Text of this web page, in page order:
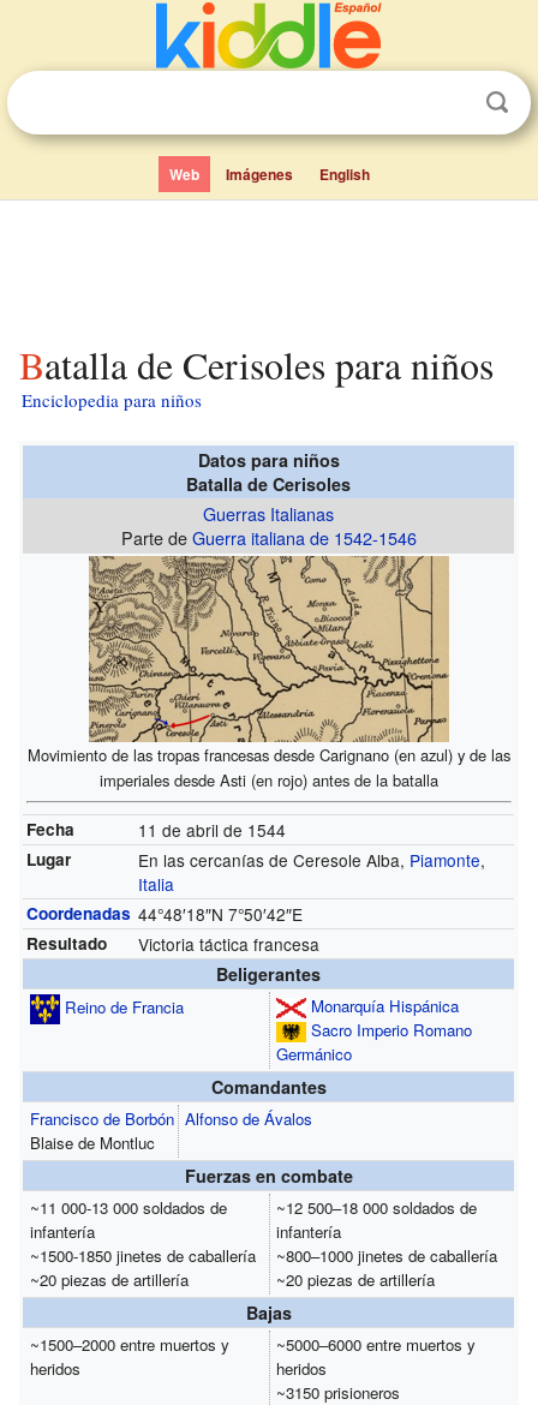
Web Imágenes English
Batalla de Cerisoles para niños
Enciclopedia para niños
Datos para niños
Batalla de Cerisoles
Guerras Italianas
Parte deGuerra italiana de 1542-1546
Movimiento de las tropas francesas desde Carignano (en azul) y de las
imperiales desde Asti (en rojo) antes de la batalla
Fecha 11 de abril de 1544
Lugar En las cercanías de Ceresole Alba, Piamonte,
Italia
Coordenadas 44°48′18″N 7°50′42″E
Resultado
Victoria táctica francesa
Beligerantes
Reino de Francia
Monarquía Hispánica
Sacro Imperio Romano
Germánico
Comandantes
Francisco de Borbón
Blaise de Montluc
Alfonso de Ávalos
Fuerzas en combate
~11 000-13 000 soldados de
infantería
~1500-1850 jinetes de caballería
~20 piezas de artillería
~12 500–18 000 soldados de
infantería
~800–1000 jinetes de caballería
~20 piezas de artillería
Bajas
~1500–2000 entre muertos y
heridos
~5000–6000 entre muertos y
heridos
~3150 prisioneros